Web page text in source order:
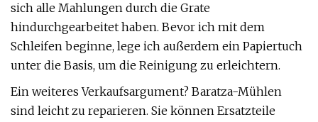
sich alle Mahlungen durch die Grate
hindurchgearbeitet haben. Bevor ich mit dem
Schleifen beginne, lege ich außerdem ein Papiertuch
unter die Basis, um die Reinigung zu erleichtern.
Ein weiteres Verkaufsargument? Baratza-Mühlen
sind leicht zu reparieren. Sie können Ersatzteile